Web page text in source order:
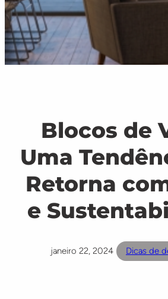
Blocos de
Uma
Retorna
e
janeiro 22, 2024 Dicas de